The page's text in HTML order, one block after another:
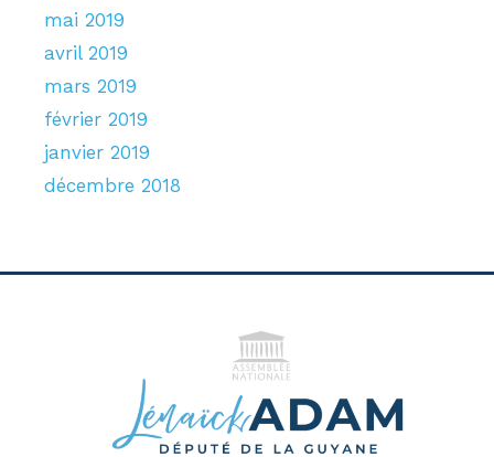
mai 2019
avril 2019
mars 2019
février 2019
janvier 2019
décembre 2018